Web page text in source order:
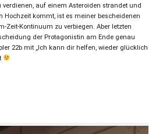
auf einem Asteroiden strandet und
Hochzeit kommt, ist es meiner bescheidenen
Zeit-Kontinuum zu verbiegen. Aber letzten
der Protagonistin am Ende genau
22b mit „Ich kann dir helfen, wieder glücklich